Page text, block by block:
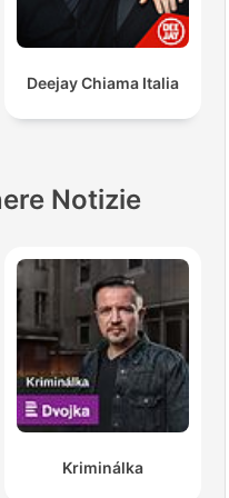
Deejay Chiama Italia
Notizie
Kriminálka